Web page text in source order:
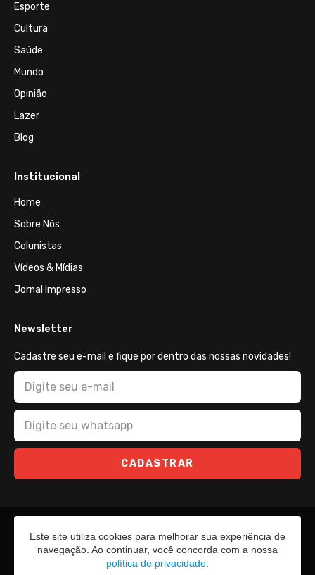
Esporte
Cultura
Saúde
Mundo
Opinião
Lazer
Blog
Institucional
Home
Sobre Nós
Colunistas
Vídeos & Mídias
Jornal Impresso
Newsletter
Cadastre seu e-mail e fique por dentro das nossas novidades!
CADASTRAR
Este site utiliza cookies para melhorar sua experiência de
navegação. Ao continuar, você concorda com a nossa
política de privacidade